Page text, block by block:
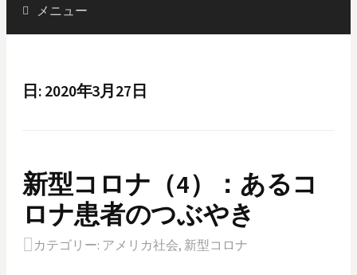
ッ
メニュー
日: 2020年3月27日
新型コロナ（4）：あるコ
ロナ患者のつぶやき
カテゴリー: アメリカ社会, 新型コロナ